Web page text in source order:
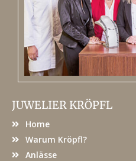
JUWELIER KRÖPFL
Home
Warum Kröpfl?
Anlässe